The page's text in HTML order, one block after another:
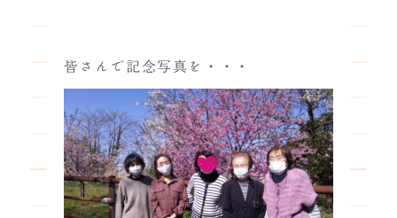
皆さんで記念写真を・・・